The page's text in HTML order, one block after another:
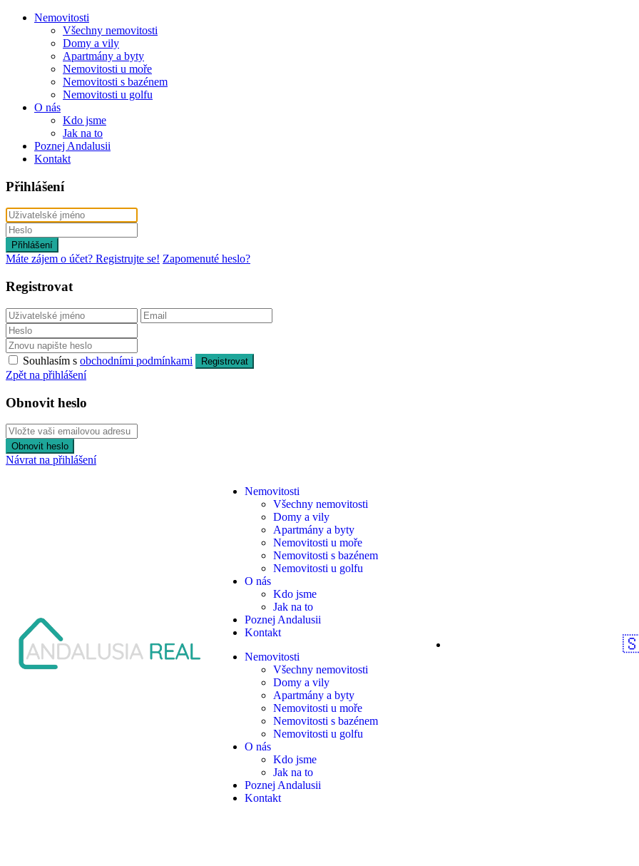
Nemovitosti
Všechny nemovitosti
Domy a vily
Apartmány a byty
Nemovitosti u moře
Nemovitosti s bazénem
Nemovitosti u golfu
O nás
Kdo jsme
Jak na to
Poznej Andalusii
Kontakt
Přihlášení
Přihlášení
Máte zájem o účet? Registrujte se! Zapomenuté heslo?
Registrovat
Souhlasím s obchodními podmínkami Registrovat
Zpět na přihlášení
Obnovit heslo
Obnovit heslo
Návrat na přihlášení
Nemovitosti
Všechny nemovitosti
Domy a vily
Apartmány a byty
Nemovitosti u moře
Nemovitosti s bazénem
Nemovitosti u golfu
O nás
Kdo jsme
Jak na to
Poznej Andalusii
Kontakt
Nemovitosti
Všechny nemovitosti
Domy a vily
Apartmány a byty
Nemovitosti u moře
Nemovitosti s bazénem
Nemovitosti u golfu
O nás
Kdo jsme
Jak na to
Poznej Andalusii
Kontakt